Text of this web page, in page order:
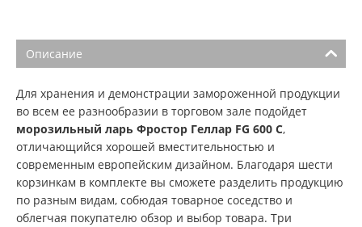
Описание
Для хранения и демонстрации замороженной продукции
во всем ее разнообразии в торговом зале подойдет
морозильный ларь Фростор Геллар FG 600 C,
отличающийся хорошей вместительностью и
современным европейским дизайном. Благодаря шести
корзинкам в комплекте вы сможете разделить продукцию
по разным видам, собюдая товарное соседство и
облегчая покупателю обзор и выбор товара. Три